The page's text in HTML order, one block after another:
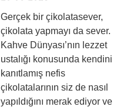
Gerçek bir çikolatasever,
çikolata yapmayı da sever.
Kahve Dünyası’nın lezzet
ustalığı konusunda kendini
kanıtlamış nefis
çikolatalarının siz de nasıl
yapıldığını merak ediyor ve